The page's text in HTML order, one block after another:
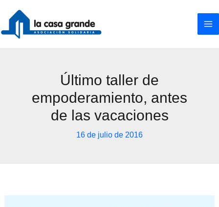
contenido
Último taller de
empoderamiento, antes
de las vacaciones
16 de julio de 2016